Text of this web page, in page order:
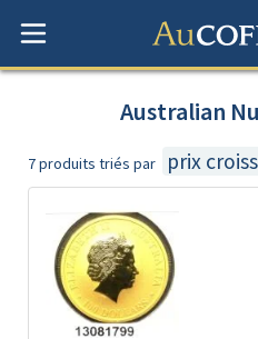
Australian
7 produits triés par